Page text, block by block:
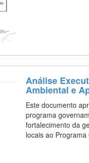
Análise
Ambiental e
Este documento
programa
fortalecimento da
locais ao